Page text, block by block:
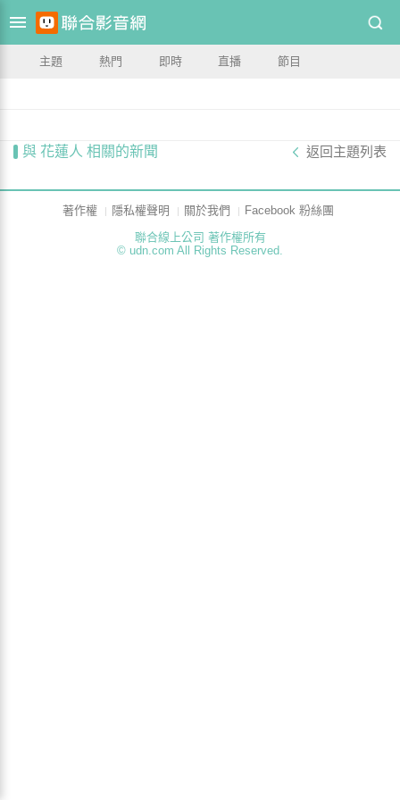
主題 熱門 即時 直播 節目
與 花蓮人 相關的新聞 返回主題列表
著作權 隱私權聲明 關於我們
Facebook 粉絲團
聯合線上公司 著作權所有
© udn.com All Rights Reserved.